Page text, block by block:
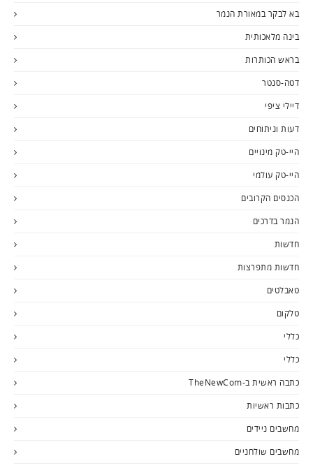
בא לבקר במאורת הנמר
בינה מלאכותית
בראש הכותרות
דטה-סנטר
דיילי ציפי
דעות וניתוחים
היי-טק מינויים
היי-טק עולמי
הכנסים הקרובים
הנמר בדרכים
חדשות
חדשות מתפרצות
טאבלטים
טלקום
כללי
כללי
כתבה ראשית ב-TheNewCom
כתבות ראשיות
מחשבים ניידים
מחשבים שולחניים